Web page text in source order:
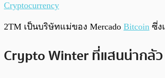
Cryptocurrency
2TM เป็นบริษัทแม่ของ Mercado Bitcoin ซึ่ง
Crypto Winter ที่แสนน่ากลัว